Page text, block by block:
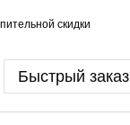
скидки
Быстрый заказ